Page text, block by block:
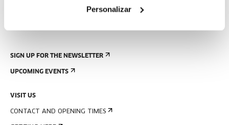
Personalizar
SIGN UP FOR THE NEWSLETTER
UPCOMING EVENTS
VISIT US
CONTACT AND OPENING TIMES